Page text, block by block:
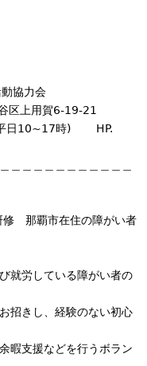
協力会
用賀6-19-21
10~17時) HP.
修 那覇市在住の障がい者
就労している障がい者の
招きし、経験のない初心
暇支援などを行うボラン